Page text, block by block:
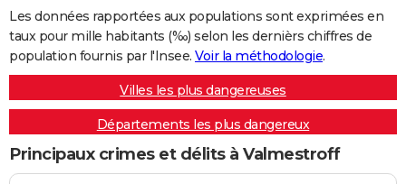
Les données rapportées aux populations sont exprimées en
taux pour mille habitants (‰) selon les dernièrs chiffres de
population fournis par l'Insee. Voir la méthodologie.
Villes les plus dangereuses
Départements les plus dangereux
Principaux crimes et délits à Valmestroff